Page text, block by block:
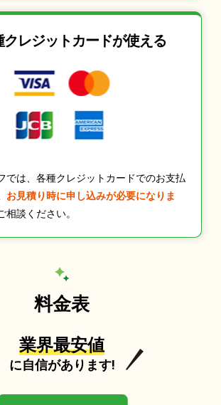
クレジットカードが使える
では、各種クレジットカードでのお支払
お見積り時に申し込みが必要になりま
相談ください。
料金表
業界最安値
に自信があります!